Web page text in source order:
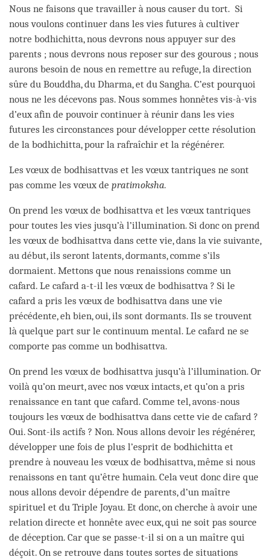
Nous ne faisons que travailler à nous causer du tort. Si
nous voulons continuer dans les vies futures à cultiver
notre bodhichitta, nous devrons nous appuyer sur des
parents ; nous devrons nous reposer sur des gourous ; nous
aurons besoin de nous en remettre au refuge, la direction
sûre du Bouddha, du Dharma, et du Sangha. C’est pourquoi
nous ne les décevons pas. Nous sommes honnêtes vis-à-vis
d’eux afin de pouvoir continuer à réunir dans les vies
futures les circonstances pour développer cette résolution
de la bodhichitta, pour la rafraîchir et la régénérer.
Les vœux de bodhisattvas et les vœux tantriques ne sont
pas comme les vœux de pratimoksha.
On prend les vœux de bodhisattva et les vœux tantriques
pour toutes les vies jusqu’à l’illumination. Si donc on prend
les vœux de bodhisattva dans cette vie, dans la vie suivante,
au début, ils seront latents, dormants, comme s’ils
dormaient. Mettons que nous renaissions comme un
cafard. Le cafard a-t-il les vœux de bodhisattva ? Si le
cafard a pris les vœux de bodhisattva dans une vie
précédente, eh bien, oui, ils sont dormants. Ils se trouvent
là quelque part sur le continuum mental. Le cafard ne se
comporte pas comme un bodhisattva.
On prend les vœux de bodhisattva jusqu’à l’illumination. Or
voilà qu’on meurt, avec nos vœux intacts, et qu’on a pris
renaissance en tant que cafard. Comme tel, avons-nous
toujours les vœux de bodhisattva dans cette vie de cafard ?
Oui. Sont-ils actifs ? Non. Nous allons devoir les régénérer,
développer une fois de plus l’esprit de bodhichitta et
prendre à nouveau les vœux de bodhisattva, même si nous
renaissons en tant qu’être humain. Cela veut donc dire que
nous allons devoir dépendre de parents, d’un maître
spirituel et du Triple Joyau. Et donc, on cherche à avoir une
relation directe et honnête avec eux, qui ne soit pas source
de déception. Car que se passe-t-il si on a un maître qui
déçoit. On se retrouve dans toutes sortes de situations